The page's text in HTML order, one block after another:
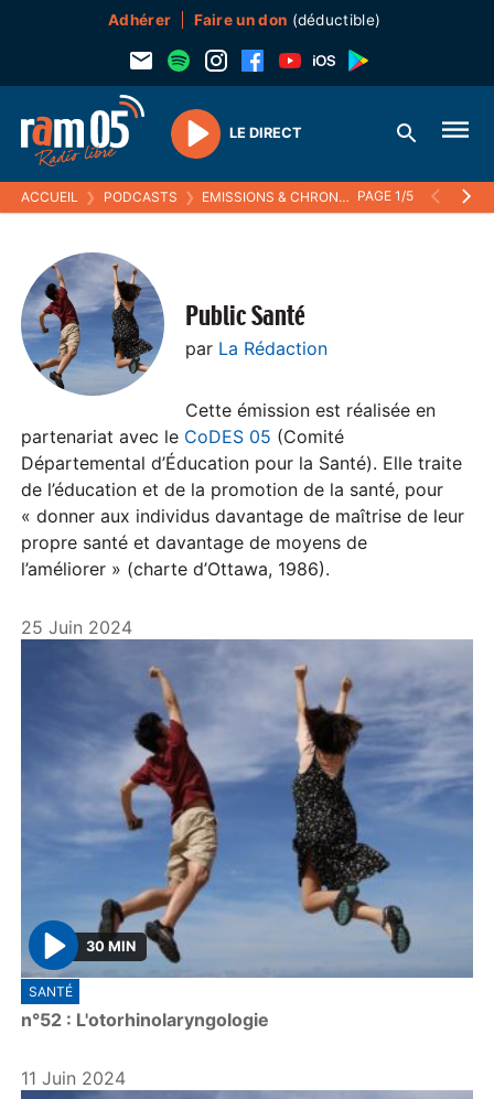
Adhérer Faire un don (déductible)
Play
LE DIRECT
ACCUEIL ❯ PODCASTS ❯ EMISSIONS & CHRONIQUES ❯ PUBLIC
PAGE 1/5
Public Santé
par La Rédaction
Cette émission est réalisée en
partenariat avec le CoDES 05 (Comité
Départemental d’Éducation pour la Santé). Elle traite
de l’éducation et de la promotion de la santé, pour
« donner aux individus davantage de maîtrise de leur
propre santé et davantage de moyens de
l’améliorer » (charte d’Ottawa, 1986).
25 Juin 2024
P
l
a
30 MIN
SANTÉ
n°52 : L'otorhinolaryngologie
11 Juin 2024